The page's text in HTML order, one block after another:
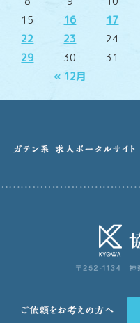
« 12月
15
16 17
22
23 24
29
30 31